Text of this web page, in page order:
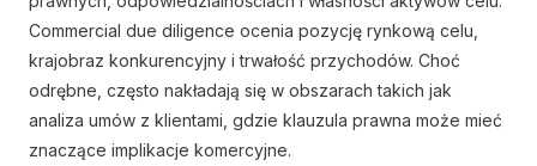
Commercial due diligence ocenia pozycję rynkową celu,
krajobraz konkurencyjny i trwałość przychodów. Choć
odrębne, często nakładają się w obszarach takich jak
analiza umów z klientami, gdzie klauzula prawna może mieć
znaczące implikacje komercyjne.